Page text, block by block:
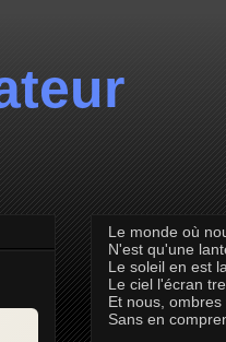
Le monde où
N'est qu'une
Le soleil en est
Le ciel l'écran
Et nous,
Sans en